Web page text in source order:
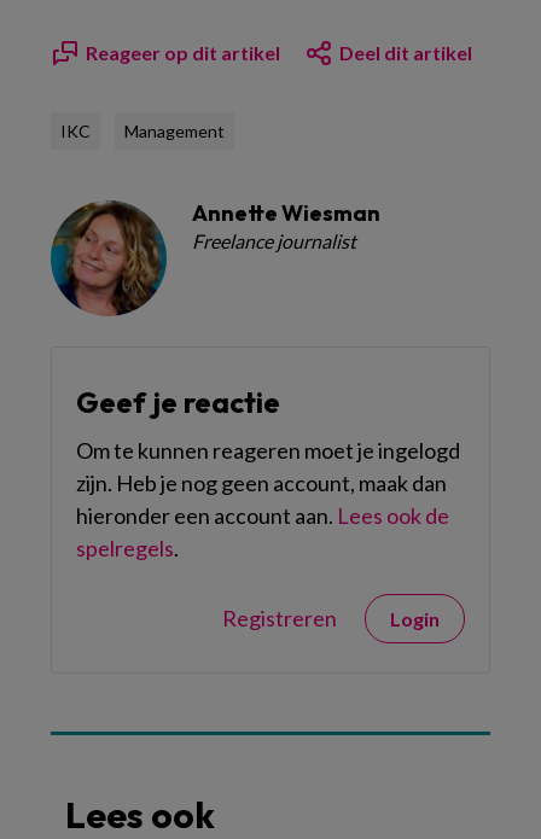
Reageer op dit artikel Deel dit artikel
IKC Management
Annette Wiesman
Freelance journalist
Geef je reactie
Om te kunnen reageren moet je ingelogd
zijn. Heb je nog geen account, maak dan
hieronder een account aan. Lees ook de
spelregels.
Registreren Login
Lees ook